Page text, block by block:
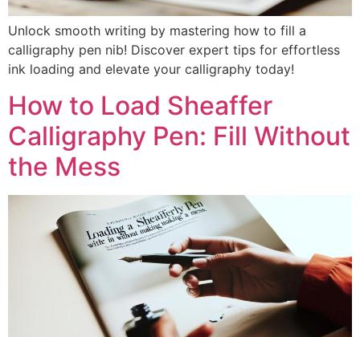
Unlock smooth writing by mastering how to fill a
calligraphy pen nib! Discover expert tips for effortless
ink loading and elevate your calligraphy today!
How to Load Sheaffer
Calligraphy Pen: Fill Without
the Mess